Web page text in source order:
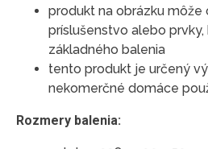
produkt na obrázku
príslušenstvo alebo
základného balenia
tento produkt je určený
nekomerčné domáce
Rozmery balenia: